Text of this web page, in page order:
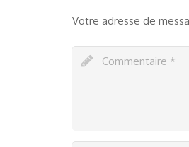
Votre adresse de